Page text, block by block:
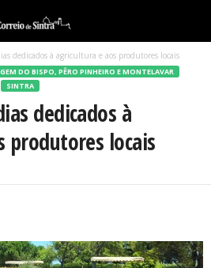
dedicados à agricultura e aos produtores locais
DO BISPO, PÊRO PINHEIRO E MONTELAVAR
SINTRA
dedicados à
produtores locais